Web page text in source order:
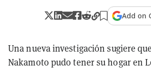
Add on
Una nueva investigación sugiere
Nakamoto pudo tener su hogar en